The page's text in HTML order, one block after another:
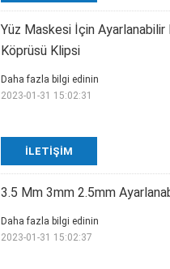
Yüz Maskesi İçin
Köprüsü Klipsi
İLETIŞIM
Daha fazla bilgi edinin
2023-01-31 15:02:31
3.5 Mm 3mm 2.5mm
Daha fazla bilgi edinin
2023-01-31 15:02:37